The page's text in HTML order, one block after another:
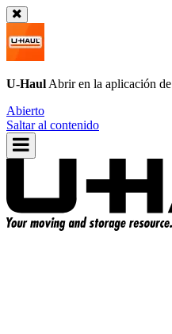
U-Haul Abrir en la aplicación de
Abierto
Saltar al contenido